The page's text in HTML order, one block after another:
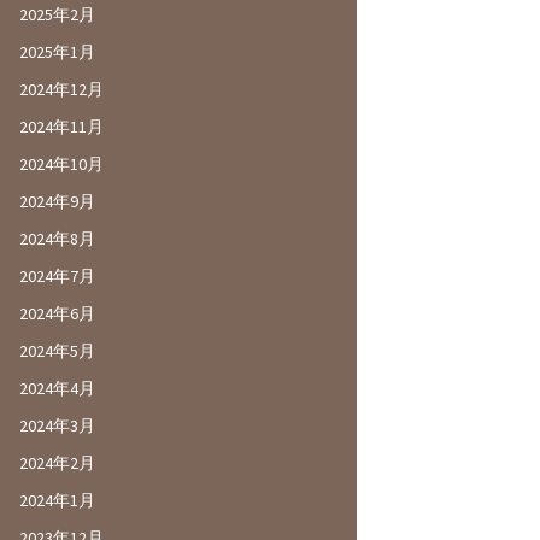
2025年2月
2025年1月
2024年12月
2024年11月
2024年10月
2024年9月
2024年8月
2024年7月
2024年6月
2024年5月
2024年4月
2024年3月
2024年2月
2024年1月